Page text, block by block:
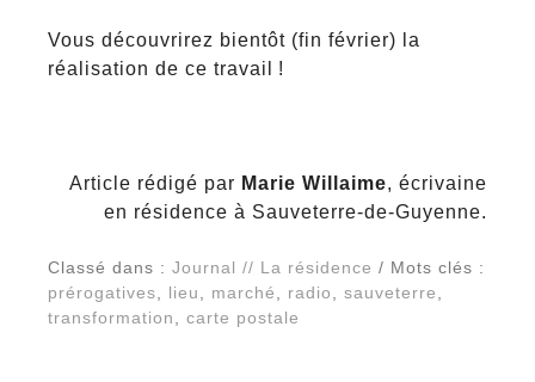
Vous découvrirez bientôt (fin février) la
réalisation de ce travail !
Article rédigé par Marie Willaime, écrivaine
en résidence à Sauveterre-de-Guyenne.
Classé dans : Journal // La résidence / Mots clés :
prérogatives, lieu, marché, radio, sauveterre,
transformation, carte postale